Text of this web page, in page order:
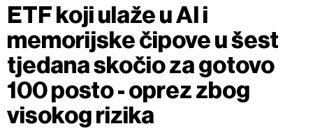
ETF koji ulaže u AI i
memorijske čipove u šest
tjedana skočio za gotovo
100 posto - oprez zbog
visokog rizika